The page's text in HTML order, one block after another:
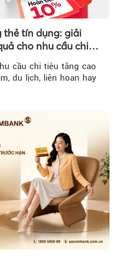
thẻ tín dụng: giải
cho nhu cầu chi
cầu chi tiêu tăng cao
du lịch, liên hoan hay